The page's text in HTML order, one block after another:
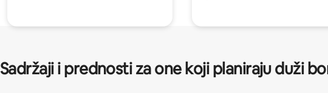
Sadržaji i prednosti za one koji planiraju duži